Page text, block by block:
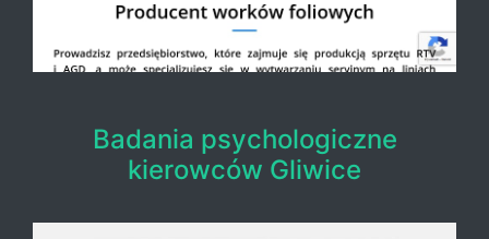
Badania psychologiczne
kierowców Gliwice